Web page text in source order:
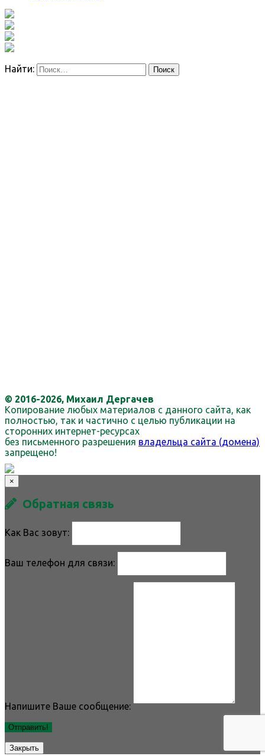
Найти:
© 2016-2026, Михаил Дергачев
Копирование любых материалов с данного сайта, как
полностью, так и частично с целью публикации на
сторонних интернет-ресурсах
без письменного разрешения владельца сайта (домена)
запрещено!
×
Обратная связь
Как Вас зовут:
Ваш телефон для связи:
Напишите Ваше сообщение:
Отправить!
Закрыть